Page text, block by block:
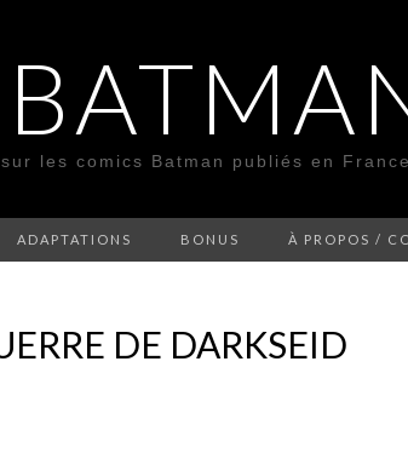
les comics Batman publiés en France
ADAPTATIONS BONUS À PROPOS /
DE DARKSEID